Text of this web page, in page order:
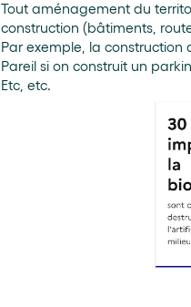
Tout aménagement du
construction (bâtiments,
Par exemple, la construction
Pareil si on construit un
Etc, etc.